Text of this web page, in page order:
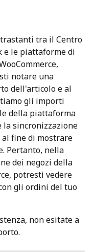
tra il Centro
e le piattaforme di
notare una
dell'articolo e al
gli importi
della piattaforma
la sincronizzazione
fine di mostrare
Pertanto, nella
dei negozi della
potresti vedere
gli ordini del tuo
non esitate a